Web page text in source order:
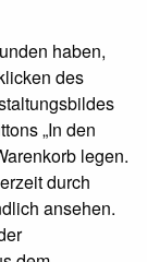
haben,
des
„In den
legen.
durch
ansehen.